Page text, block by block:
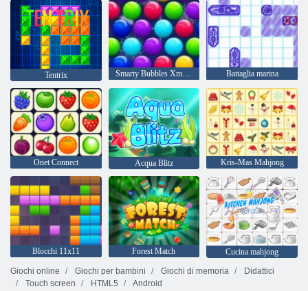
Tentrix Smarty Bubbles Xmas Edition Battaglia marina
Onet Connect Acqua Blitz Kris-Mas Mahjong
Blocchi 11x11 Forest Match
Cucina mahjong
Giochi online
Giochi per bambini Giochi di memoria
Didattici
Touch screen
HTML5 Android